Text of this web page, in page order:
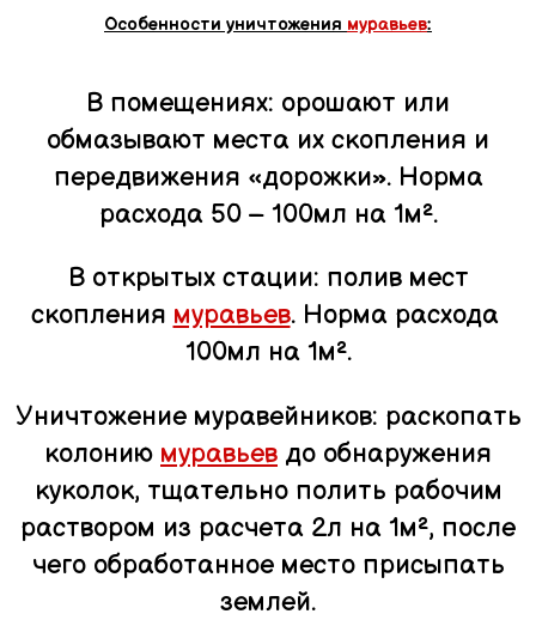
Особенности уничтожения муравьев:
В помещениях: орошают или
обмазывают места их скопления и
передвижения «дорожки». Норма
расхода 50 – 100мл на 1м².
В открытых стации: полив мест
скопления муравьев. Норма расхода
100мл на 1м².
Уничтожение муравейников: раскопать
колонию муравьев до обнаружения
куколок, тщательно полить рабочим
раствором из расчета 2л на 1м², после
чего обработанное место присыпать
землей.